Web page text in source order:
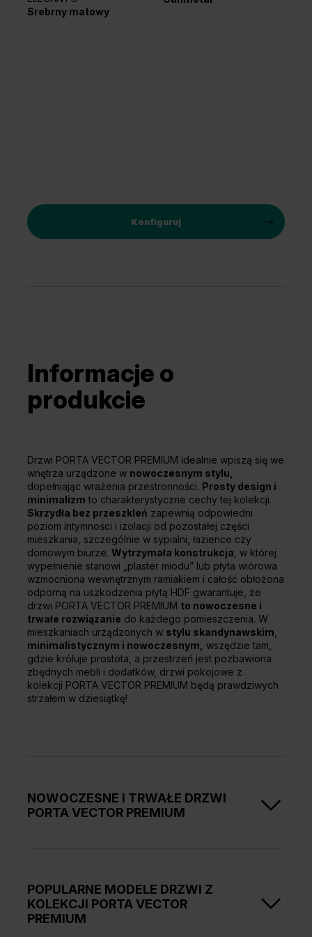
Srebrny matowy
Konfiguruj
Informacje o
produkcie
Drzwi PORTA VECTOR PREMIUM idealnie wpiszą się we
wnętrza urządzone w nowoczesnym stylu,
dopełniając wrażenia przestronności. Prosty design i
minimalizm to charakterystyczne cechy tej kolekcji.
Skrzydła bez przeszkleń zapewnią odpowiedni
poziom intymności i izolacji od pozostałej części
mieszkania, szczególnie w sypialni, łazience czy
domowym biurze. Wytrzymała konstrukcja , w której
wypełnienie stanowi „plaster miodu” lub płyta wiórowa
wzmocniona wewnętrznym ramiakiem i całość obłożona
odporną na uszkodzenia płytą HDF gwarantuje, że
drzwi PORTA VECTOR PREMIUM to nowoczesne i
trwałe rozwiązanie do każdego pomieszczenia. W
mieszkaniach urządzonych w stylu skandynawskim
minimalistycznym i nowoczesnym, wszędzie tam,
gdzie króluje prostota, a przestrzeń jest pozbawiona
zbędnych mebli i dodatków, drzwi pokojowe z
kolekcji PORTA VECTOR PREMIUM będą prawdziwych
strzałem w dziesiątkę!
NOWOCZESNE I TRWAŁE DRZWI
PORTA VECTOR PREMIUM
UV, obardzo wysokiej odporności na zabrudzenia,
ścieranie, zarysowania oraz uderzenia
. To właśnie
doskonałe wykończenie i pokrycie powierzchni
POPULARNE MODELE DRZWI Z
KOLEKCJI PORTA VECTOR
PREMIUM